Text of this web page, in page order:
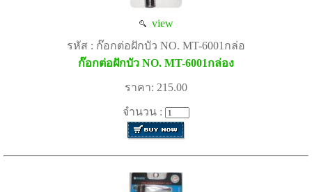
view
รหัส : ก๊อกต่อฝักบัว NO. MT-6001กล่อ
ก๊อกต่อฝักบัว NO. MT-6001กล่อง
ราคา: 215.00
จำนวน :